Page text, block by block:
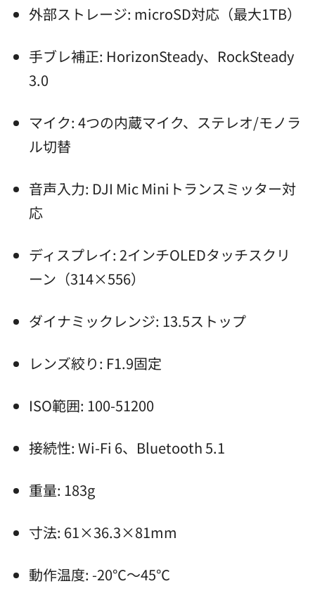
外部ストレージ: microSD対応（最大1TB）
手ブレ補正: HorizonSteady、RockSteady
3.0
マイク: 4つの内蔵マイク、ステレオ/モノラ
ル切替
音声入力: DJI Mic Miniトランスミッター対
応
ディスプレイ: 2インチOLEDタッチスクリ
ーン（314×556）
ダイナミックレンジ: 13.5ストップ
レンズ絞り: F1.9固定
ISO範囲: 100-51200
接続性: Wi-Fi 6、Bluetooth 5.1
重量: 183g
寸法: 61×36.3×81mm
動作温度: -20℃～45℃